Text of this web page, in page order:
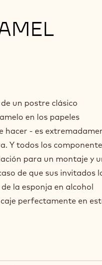
un postre clásico
en los papeles
hacer - es
Y todos los
para un montaje y
de que sus invitados
la esponja en alcohol
perfectamente en